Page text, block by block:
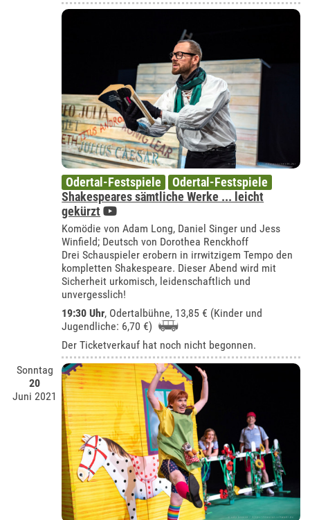
Odertal-Festspiele
Odertal-Festspiele
Shakespeares sämtliche Werke ... leicht
gekürzt
Komödie von Adam Long, Daniel Singer und Jess
Winfield; Deutsch von Dorothea Renckhoff
Drei Schauspieler erobern in irrwitzigem Tempo den
kompletten Shakespeare. Dieser Abend wird mit
Sicherheit urkomisch, leidenschaftlich und
unvergesslich!
19:30 Uhr, Odertalbühne, 13,85 € (Kinder und
Jugendliche: 6,70 €)
Der Ticketverkauf hat noch nicht begonnen.
Sonntag
20
Juni 2021